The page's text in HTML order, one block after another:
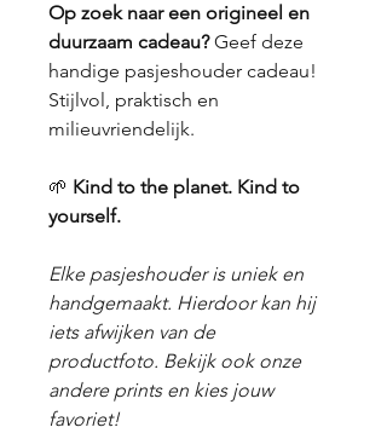
Op zoek naar een origineel en
duurzaam cadeau?Geef deze
handige pasjeshouder cadeau!
Stijlvol, praktisch en
milieuvriendelijk.
🌱 Kind to the planet. Kind to
yourself.
Elke pasjeshouder is uniek en
handgemaakt. Hierdoor kan hij
iets afwijken van de
productfoto. Bekijk ook onze
andere prints en kies jouw
favoriet!